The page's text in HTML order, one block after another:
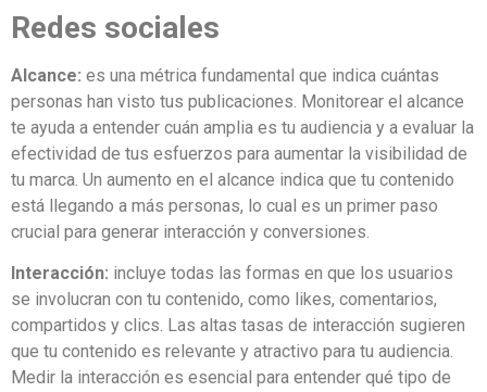
Redes sociales
Alcance: es una métrica fundamental que indica cuántas
personas han visto tus publicaciones. Monitorear el alcance
te ayuda a entender cuán amplia es tu audiencia y a evaluar la
efectividad de tus esfuerzos para aumentar la visibilidad de
tu marca. Un aumento en el alcance indica que tu contenido
está llegando a más personas, lo cual es un primer paso
crucial para generar interacción y conversiones.
Interacción: incluye todas las formas en que los usuarios
se involucran con tu contenido, como likes, comentarios,
compartidos y clics. Las altas tasas de interacción sugieren
que tu contenido es relevante y atractivo para tu audiencia.
Medir la interacción es esencial para entender qué tipo de